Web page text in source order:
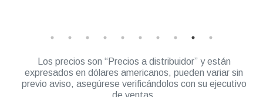
Los precios son “Precios a distribuidor” y están
expresados en dólares americanos, pueden variar sin
previo aviso, asegúrese verificándolos con su ejecutivo